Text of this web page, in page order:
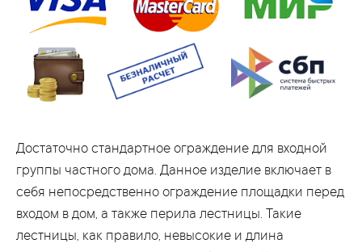
Достаточно стандартное ограждение для входной
группы частного дома. Данное изделие включает в
себя непосредственно ограждение площадки перед
входом в дом, а также перила лестницы. Такие
лестницы, как правило, невысокие и длина